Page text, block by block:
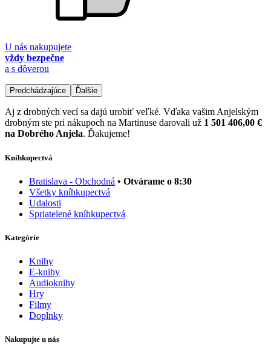
U nás nakupujete
vždy bezpečne
a s dôverou
Predchádzajúce Ďalšie
Aj z drobných vecí sa dajú urobiť veľké. Vďaka vašim Anjelským
drobným ste pri nákupoch na Martinuse darovali už 1 501 406,00 €
na Dobrého Anjela. Ďakujeme!
Kníhkupectvá
Bratislava - Obchodná • Otvárame o 8:30
Všetky kníhkupectvá
Udalosti
Spriatelené kníhkupectvá
Kategórie
Knihy
E-knihy
Audioknihy
Hry
Filmy
Doplnky
Nakupujte u nás